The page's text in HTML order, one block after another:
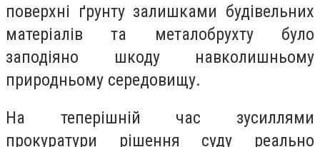
поверхні ґрунту залишками будівельних
матеріалів та металобрухту було
заподіяно шкоду навколишньому
природньому середовищу.
На теперішній час зусиллями
прокуратури рішення суду реально